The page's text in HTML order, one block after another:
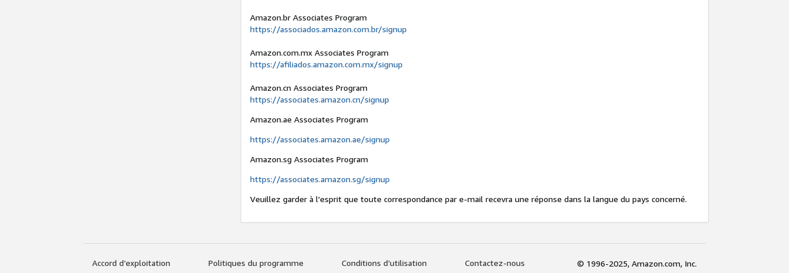
Amazon.br Associates Program
https://associados.amazon.com.br/signup
Amazon.com.mx Associates Program
https://afiliados.amazon.com.mx/signup
Amazon.cn Associates Program
https://associates.amazon.cn/signup
Amazon.ae Associates Program
https://associates.amazon.ae/signup
Amazon.sg Associates Program
https://associates.amazon.sg/signup
Veuillez garder à l'esprit que toute correspondance par e-mail recevra une réponse dans la langue du pays concerné.
Accord d’exploitation Politiques du programme Conditions d’utilisation Contactez-nous © 1996-2025, Amazon.com, Inc.